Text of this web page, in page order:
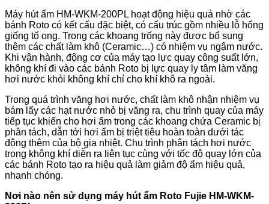
Máy hút ẩm HM-WKM-200PL hoạt động hiệu quả nhờ các
bánh Roto có kết cấu đặc biệt, có cấu trúc gồm nhiều lỗ hổng
giống tổ ong. Trong các khoang trống này được bổ sung
thêm các chất làm khô (Ceramic…) có nhiệm vụ ngậm nước.
Khi vận hành, động cơ của máy tạo lực quay công suất lớn,
không khí đi vào các bánh Roto bị lực quay ly tâm làm văng
hơi nước khỏi không khí chỉ cho khí khô ra ngoài.
Trong quá trình văng hơi nước, chất làm khô nhận nhiệm vụ
bám lấy các hạt nước nhỏ bị văng ra, chu trình quay của máy
tiếp tục khiến cho hơi ẩm trong các khoang chứa Ceramic bị
phân tách, dẫn tới hơi ẩm bị triệt tiêu hoàn toàn dưới tác
động thêm của bộ gia nhiệt. Chu trình phân tách hơi nước
trong không khí diễn ra liên tục cùng với tốc độ quay lớn của
các bánh Roto tạo ra hiệu quả làm giảm độ ẩm hiệu quả,
nhanh chóng.
Nơi nào nên sử dụng máy hút ẩm Roto Fujie HM-WKM-